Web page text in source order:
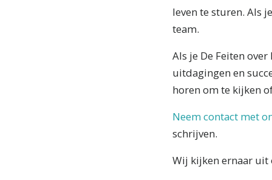
leven te sturen. Als
team.
Als je De Feiten
uitdagingen en
horen om te kijken
Neem contact met
schrijven.
Wij kijken ernaar uit